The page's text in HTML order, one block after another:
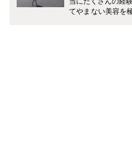
てやまない美容を